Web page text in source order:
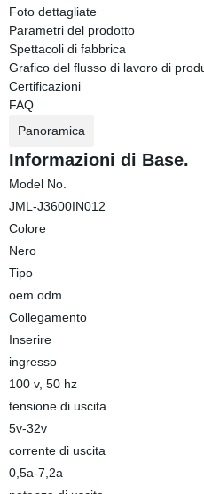
Foto dettagliate
Parametri del prodotto
Spettacoli di fabbrica
Grafico del flusso di lavoro di
Certificazioni
FAQ
Panoramica
Informazioni di Base.
Model No.
JML-J3600IN012
Colore
Nero
Tipo
oem odm
Collegamento
Inserire
ingresso
100 v, 50 hz
tensione di uscita
5v-32v
corrente di uscita
0,5a-7,2a